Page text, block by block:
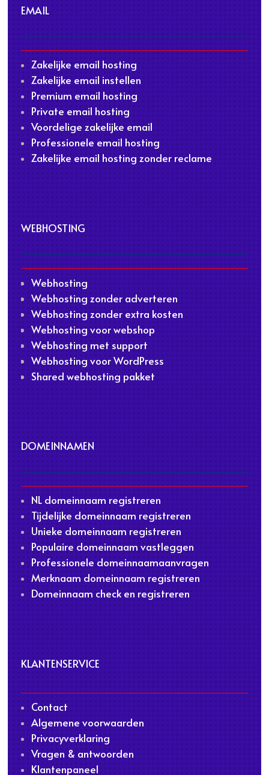
EMAIL
Zakelijke email hosting
Zakelijke email instellen
Premium email hosting
Private email hosting
Voordelige zakelijke email
Professionele email hosting
Zakelijke email hosting zonder reclame
WEBHOSTING
Webhosting
Webhosting zonder adverteren
Webhosting zonder extra kosten
Webhosting voor webshop
Webhosting met support
Webhosting voor WordPress
Shared webhosting pakket
DOMEINNAMEN
NL domeinnaam registreren
Tijdelijke domeinnaam registreren
Unieke domeinnaam registreren
Populaire domeinnaam vastleggen
Professionele domeinnaamaanvragen
Merknaam domeinnaam registreren
Domeinnaam check en registreren
KLANTENSERVICE
Contact
Algemene voorwaarden
Privacyverklaring
Vragen & antwoorden
Klantenpaneel